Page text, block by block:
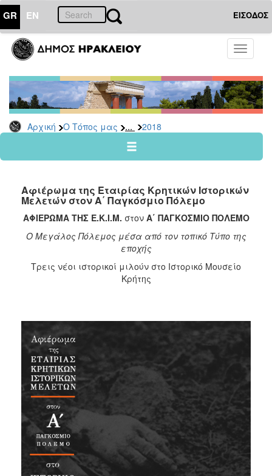
GR EN ΕΙΣΟΔΟΣ
Toggle
Αρχική Ο Τόπος μας ... 2018
ΤΟΠΟΣ
ΜΑΣ
Ανακοινώσεις
Αρχείο
2026
2024
2022
2021
2020
2018
2015
2012
2011
ΠΟΛΙΤΙΣΜΟΣ
Αφιέρωμα της Εταιρίας Κρητικών Ιστορικών
Μελετών στον Α΄ Παγκόσμιο Πόλεμο
ΑΦΙΕΡΩΜΑ ΤΗΣ Ε.Κ.Ι.Μ. στον Α΄ ΠΑΓΚΟΣΜΙΟ ΠΟΛΕΜΟ
Ο Μεγάλος Πόλεμος μέσα από τον τοπικό Τύπο της
εποχής
Τρεις νέοι ιστορικοί μιλούν στο Ιστορικό Μουσείο
Κρήτης